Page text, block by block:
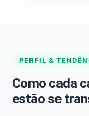
PERFIL &
Como cada
estão se